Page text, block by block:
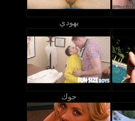
يهودي
جوك